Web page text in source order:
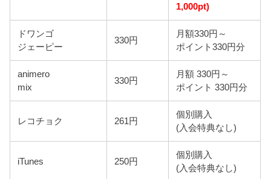
1,000pt)
ドワンゴ
ジェーピー
330円
月額330円～
ポイント330円分
animero
mix
330円
月額 330円～
ポイント 330円分
レコチョク 261円
個別購入
(入会特典なし)
iTunes 250円
個別購入
(入会特典なし)